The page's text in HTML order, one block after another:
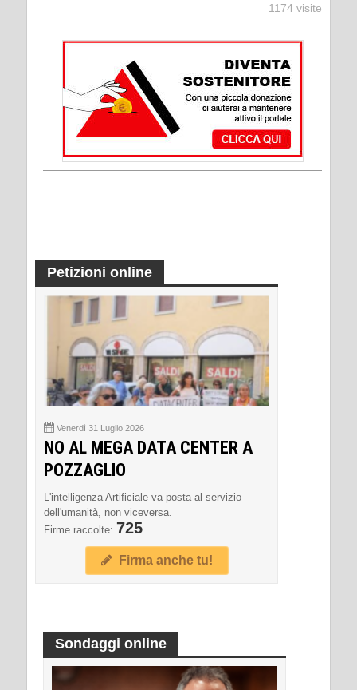
1174 visite
Petizioni online
Venerdì 31 Luglio 2026
NO AL MEGA DATA CENTER A
POZZAGLIO
L'intelligenza Artificiale va posta al servizio
dell'umanità, non viceversa.
Firme raccolte: 725
Firma anche tu!
Sondaggi online